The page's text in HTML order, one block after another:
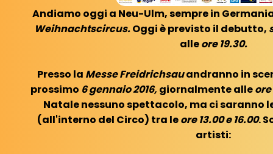
Andiamo oggi a Neu-Ulm, sempre in
Weihnachtscircus.Oggi è previsto il debutto,
alleore 19.30.
Presso la Messe Freidrichsauandranno in
prossimo 6 gennaio 2016,giornalmente alleore
Natale nessuno spettacolo, ma ci saranno
(all'interno del Circo) tra leore 13.00 e 16.00.
artisti: